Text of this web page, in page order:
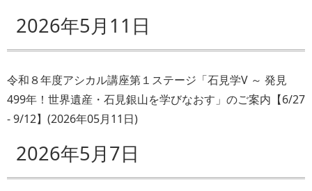
2026年5月11日
令和８年度アシカル講座第１ステージ「石見学V ～ 発見
499年！世界遺産・石見銀山を学びなおす」のご案内【6/27
- 9/12】 (2026年05月11日)
2026年5月7日